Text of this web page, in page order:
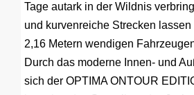
Tage autark in der Wildnis
und kurvenreiche Strecken
2,16 Metern wendigen
Durch das moderne Innen- und
sich der OPTIMA ONTOUR